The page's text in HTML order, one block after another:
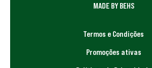
MADE BY BEHS
Termos e Condições
Promoções ativas